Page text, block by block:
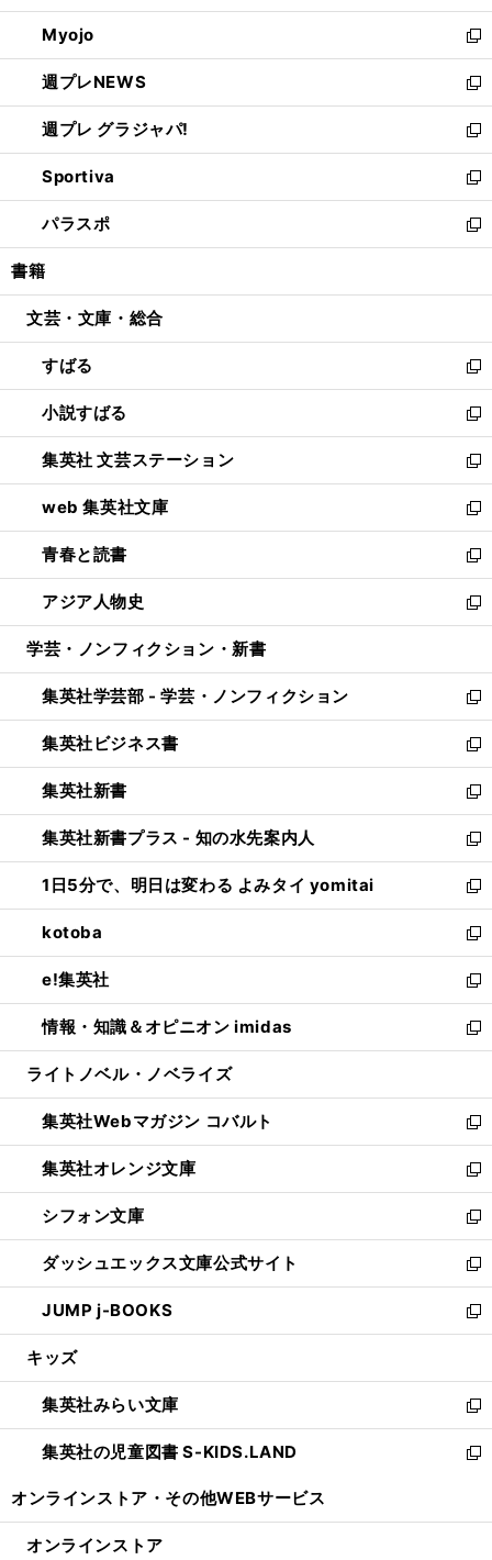
開
く
ウ
で
開
く
ン
ド
ウ
で
開
く
ウ
ィ
ン
ド
ウ
で
開
く
Myojo
新
し
い
ウ
ィ
ン
ド
ウ
で
開
週プレNEWS
新
し
い
ウ
ィ
ン
ド
ウ
開
週プレ グラジャパ!
新
し
い
ウ
ィ
ン
ウ
開
く
Sportiva
新
し
い
ウ
ン
ウ
で
開
く
パラスポ
新
し
ウ
ン
ド
ウ
で
開
く
書籍
文芸・文庫・総合
すばる
新
し
い
ウ
ィ
ン
ド
ウ
で
開
く
小説すばる
新
し
い
ウ
ィ
ン
ド
ウ
で
開
集英社 文芸ステーション
新
し
い
ウ
ィ
ン
ド
ウ
開
く
web 集英社文庫
新
し
い
ウ
ィ
ン
ウ
で
開
く
青春と読書
新
し
い
ウ
ン
ド
ウ
で
開
く
アジア人物史
新
し
ウ
ィ
ン
ド
ウ
で
開
く
学芸・ノンフィクション・新書
集英社学芸部 - 学芸・ノンフィクション
新
し
い
ウ
ィ
ン
ド
ウ
で
開
く
集英社ビジネス書
新
し
い
ウ
ィ
ン
ド
ウ
で
開
く
集英社新書
新
し
い
ウ
ィ
ン
ド
ウ
で
開
く
集英社新書プラス - 知の水先案内人
新
し
い
ウ
ィ
ン
ド
ウ
で
開
1日5分で、明日は変わる よみタイ yomitai
新
し
い
ウ
ィ
ン
ド
ウ
開
く
kotoba
新
し
い
ウ
ィ
ン
ウ
で
開
く
e!集英社
新
し
い
ウ
ン
ド
ウ
で
開
く
情報・知識＆オピニオン imidas
新
し
ウ
ィ
ン
ド
ウ
で
開
く
ライトノベル・ノベライズ
集英社Webマガジン コバルト
新
し
い
ウ
ィ
ン
ド
ウ
で
開
集英社オレンジ文庫
新
し
い
ウ
ィ
ン
ド
ウ
開
く
シフォン文庫
新
し
い
ウ
ィ
ン
ウ
で
開
く
ダッシュエックス文庫公式サイト
新
し
い
ウ
ン
ド
ウ
で
JUMP j-BOOKS
新
し
ウ
ィ
ン
ド
開
キッズ
集英社みらい文庫
新
し
い
ン
集英社の児童図書 S-KIDS.LAND
新
ウ
オンラインストア・ その他WEBサービス
オンラインストア